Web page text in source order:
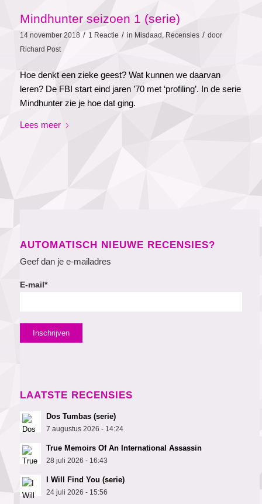
Mindhunter seizoen 1 (serie)
14 november 2018 / 1 Reactie / in Misdaad Recensies / door
Richard Post
Hoe denkt een zieke geest? Wat kunnen we daarvan
leren? De FBI start eind jaren ’70 met ‘profiling’. In de serie
Mindhunter zie je hoe dat ging.
Lees meer
AUTOMATISCH NIEUWE RECENSIES?
Geef dan je e-mailadres
E-mail*
LAATSTE RECENSIES
Dos Tumbas (serie)
7 augustus 2026 - 14:24
True Memoirs Of An International Assassin
28 juli 2026 - 16:43
I Will Find You (serie)
24 juli 2026 - 15:56